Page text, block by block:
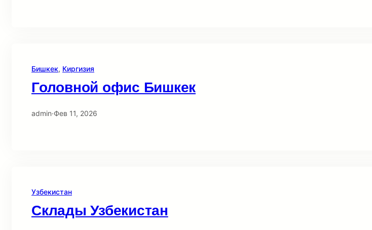
Бишкек, Киргизия
Головной офис Бишкек
admin·Фев 11, 2026
Узбекистан
Склады Узбекистан